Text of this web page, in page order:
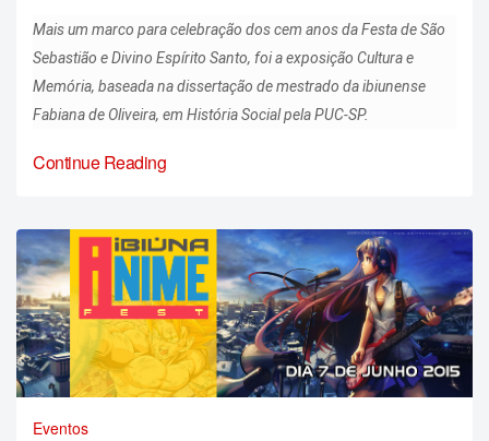
Mais um marco para celebração dos cem anos da Festa de São
Sebastião e Divino Espírito Santo, foi a exposição Cultura e
Memória, baseada na dissertação de mestrado da ibiunense
Fabiana de Oliveira, em História Social pela PUC-SP.
Continue Reading
Eventos